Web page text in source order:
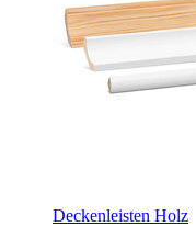
Deckenleisten Holz